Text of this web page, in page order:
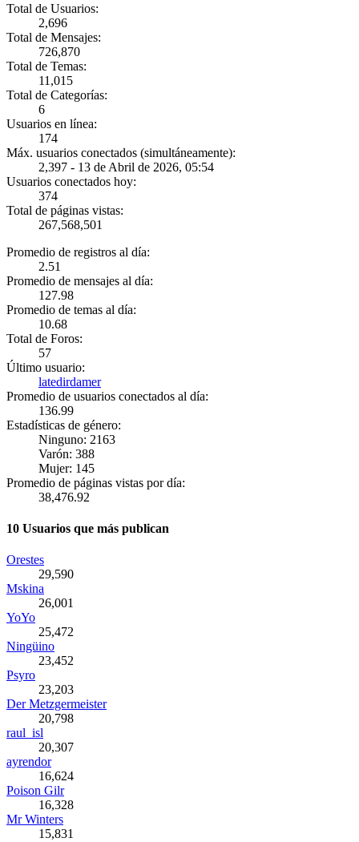
Total de Usuarios:
2,696
Total de Mensajes:
726,870
Total de Temas:
11,015
Total de Categorías:
6
Usuarios en línea:
174
Máx. usuarios conectados (simultáneamente):
2,397 - 13 de Abril de 2026, 05:54
Usuarios conectados hoy:
374
Total de páginas vistas:
267,568,501
Promedio de registros al día:
2.51
Promedio de mensajes al día:
127.98
Promedio de temas al día:
10.68
Total de Foros:
57
Último usuario:
latedirdamer
Promedio de usuarios conectados al día:
136.99
Estadísticas de género:
Ninguno: 2163
Varón: 388
Mujer: 145
Promedio de páginas vistas por día:
38,476.92
10 Usuarios que más publican
Orestes
29,590
Mskina
26,001
YoYo
25,472
Ningüino
23,452
Psyro
23,203
Der Metzgermeister
20,798
raul_isl
20,307
ayrendor
16,624
Poison Gilr
16,328
Mr Winters
15,831